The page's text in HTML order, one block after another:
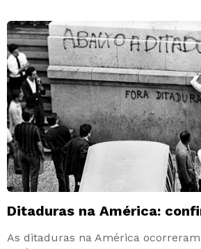
Ditaduras na América:
As ditaduras na América